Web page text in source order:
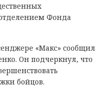
Фонда
«Макс» сообщил
Он подчеркнул, что
бойцов.